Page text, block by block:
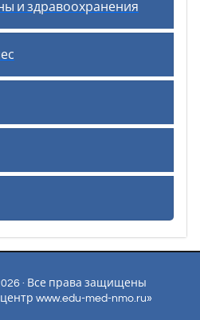
и здравоохранения
· Все права защищены
www.edu-med-nmo.ru»